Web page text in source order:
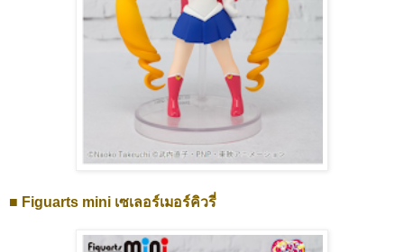
■ Figuarts mini เซเลอร์เมอร์คิวรี่